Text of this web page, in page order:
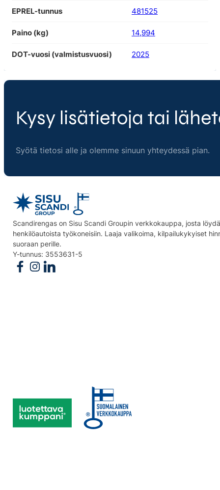
EPREL-tunnus 481525
Paino (kg) 14,994
DOT-vuosi (valmistusvuosi) 2025
Kysy lisätietoja tai
Syötä tietosi alle ja olemme sinuun yhteydessä pian.
Scandirengas on Sisu Scandi Groupin verkkokauppa, josta
henkilöautoista työkoneisiin. Laaja valikoima, kilpailukykyiset
suoraan perille.
Y-tunnus: 3553631-5
Follow us on Facebook
Follow us on Instagram
Follow us on Linkedin